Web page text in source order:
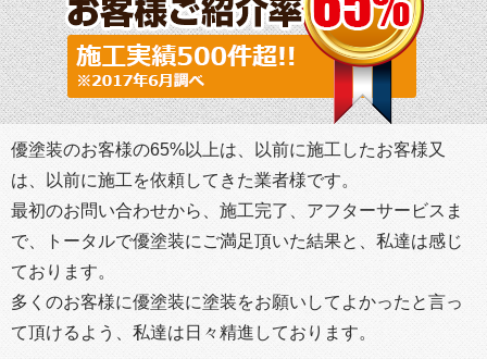
優塗装のお客様の65%以上は、以前に施工したお客様又
は、以前に施工を依頼してきた業者様です。
最初のお問い合わせから、施工完了、アフターサービスま
で、トータルで優塗装にご満足頂いた結果と、私達は感じ
ております。
多くのお客様に優塗装に塗装をお願いしてよかったと言っ
て頂けるよう、私達は日々精進しております。